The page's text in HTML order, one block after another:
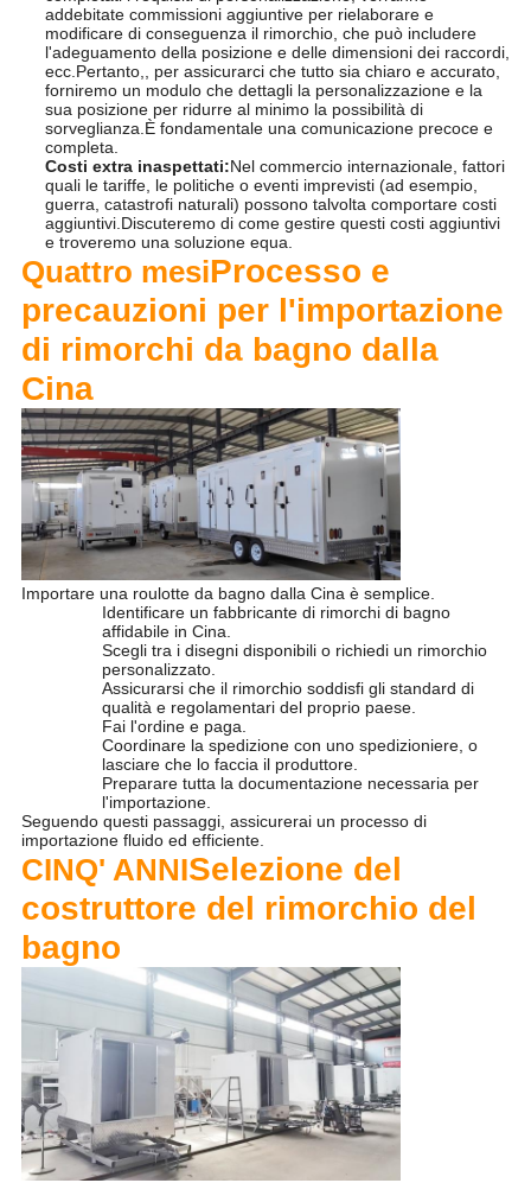
addebitate commissioni aggiuntive per rielaborare e
modificare di conseguenza il rimorchio, che può includere
l'adeguamento della posizione e delle dimensioni dei raccordi,
ecc.Pertanto,, per assicurarci che tutto sia chiaro e accurato,
forniremo un modulo che dettagli la personalizzazione e la
sua posizione per ridurre al minimo la possibilità di
sorveglianza.È fondamentale una comunicazione precoce e
completa.
Costi extra inaspettati:Nel commercio internazionale, fattori
quali le tariffe, le politiche o eventi imprevisti (ad esempio,
guerra, catastrofi naturali) possono talvolta comportare costi
aggiuntivi.Discuteremo di come gestire questi costi aggiuntivi
e troveremo una soluzione equa.
Quattro mesiProcesso e
precauzioni per l'importazione
di rimorchi da bagno dalla
Cina
Importare una roulotte da bagno dalla Cina è semplice.
Identificare un fabbricante di rimorchi di bagno
affidabile in Cina.
Scegli tra i disegni disponibili o richiedi un rimorchio
personalizzato.
Assicurarsi che il rimorchio soddisfi gli standard di
qualità e regolamentari del proprio paese.
Fai l'ordine e paga.
Coordinare la spedizione con uno spedizioniere, o
lasciare che lo faccia il produttore.
Preparare tutta la documentazione necessaria per
l'importazione.
Seguendo questi passaggi, assicurerai un processo di
importazione fluido ed efficiente.
CINQ' ANNISelezione del
costruttore del rimorchio del
bagno